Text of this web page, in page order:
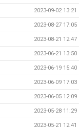
2023-09-02 13:21
2023-08-27 17:05
2023-08-21 12:47
2023-06-21 13:50
2023-06-19 15:40
2023-06-09 17:03
2023-06-05 12:09
2023-05-28 11:29
2023-05-21 12:41